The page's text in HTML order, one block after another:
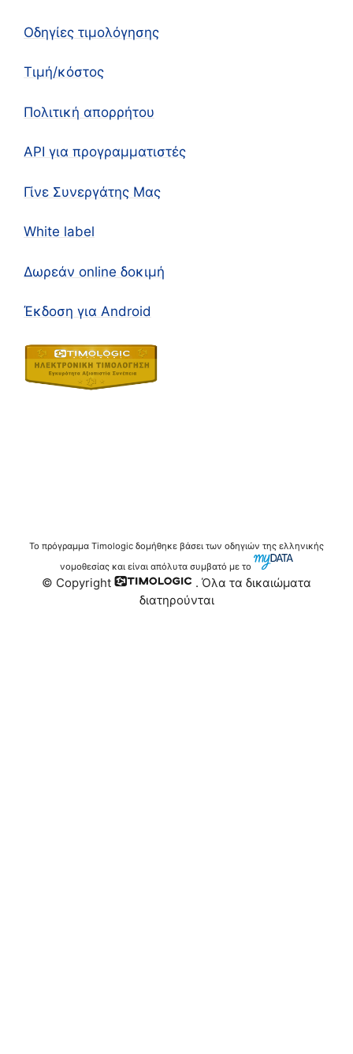
Οδηγίες τιμολόγησης
Τιμή/κόστος
Πολιτική απορρήτου
API για προγραμματιστές
Γίνε Συνεργάτης Μας
White label
Δωρεάν online δοκιμή
Έκδοση για Android
Το πρόγραμμα Timologic δομήθηκε βάσει των οδηγιών της ελληνικής
νομοθεσίας και είναι απόλυτα συμβατό με το
© Copyright
. Όλα τα δικαιώματα
διατηρούνται